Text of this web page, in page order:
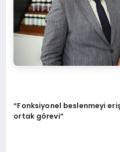
“Fonksiyonel beslenmeyi
ortak görevi”